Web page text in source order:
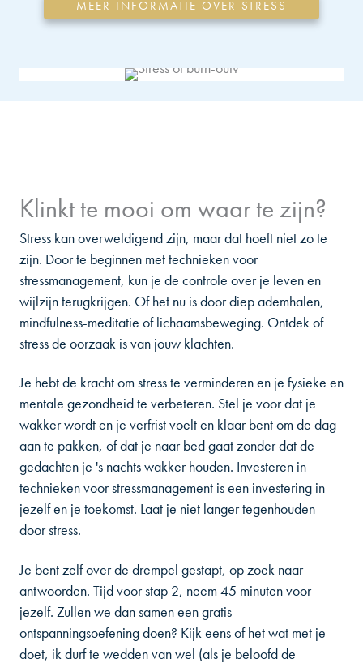
MEER INFORMATIE OVER STRESS
Klinkt te mooi om waar te zijn?
Stress kan overweldigend zijn, maar dat hoeft niet zo te
zijn. Door te beginnen met technieken voor
stressmanagement, kun je de controle over je leven en
wijlzijn terugkrijgen. Of het nu is door diep ademhalen,
mindfulness-meditatie of lichaamsbeweging. Ontdek of
stress de oorzaak is van jouw klachten.
Je hebt de kracht om stress te verminderen en je fysieke en
mentale gezondheid te verbeteren. Stel je voor dat je
wakker wordt en je verfrist voelt en klaar bent om de dag
aan te pakken, of dat je naar bed gaat zonder dat de
gedachten je 's nachts wakker houden. Investeren in
technieken voor stressmanagement is een investering in
jezelf en je toekomst. Laat je niet langer tegenhouden
door stress.
Je bent zelf over de drempel gestapt, op zoek naar
antwoorden. Tijd voor stap 2, neem 45 minuten voor
jezelf. Zullen we dan samen een gratis
ontspanningsoefening doen? Kijk eens of het wat met je
doet, ik durf te wedden van wel (als je beloofd de